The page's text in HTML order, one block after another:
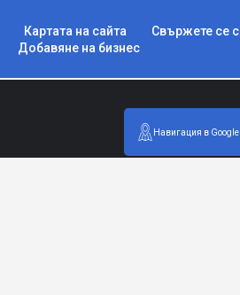
Картата на сайта
Свържете се
Добавяне на бизнес
Навигация в Google